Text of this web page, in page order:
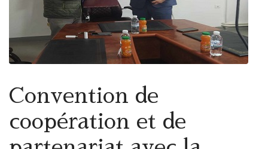
Convention de
coopération et de